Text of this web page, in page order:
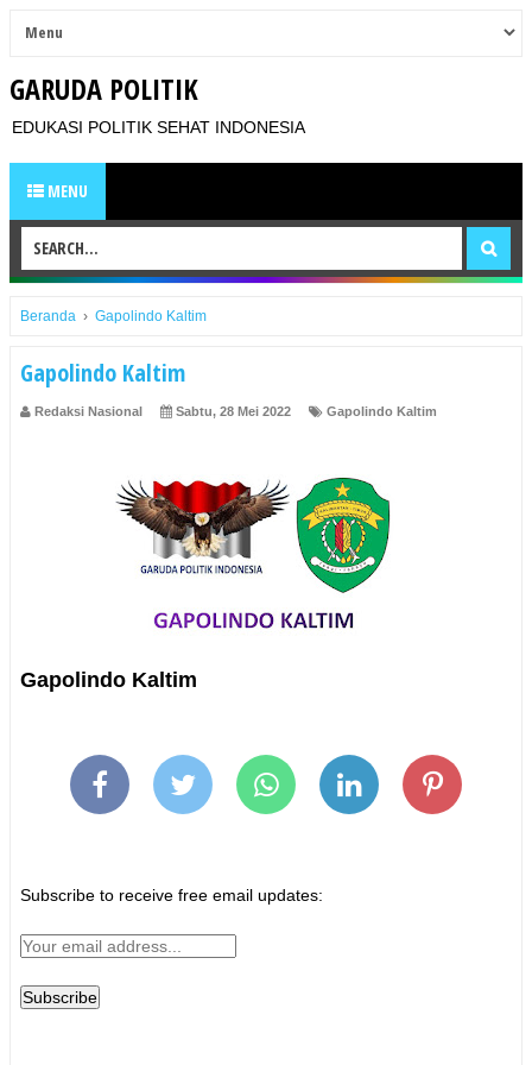
GARUDA POLITIK
EDUKASI POLITIK SEHAT INDONESIA
MENU
Beranda › Gapolindo Kaltim
Gapolindo Kaltim
Redaksi Nasional Sabtu, 28 Mei 2022 Gapolindo Kaltim
Gapolindo Kaltim
Subscribe to receive free email updates: